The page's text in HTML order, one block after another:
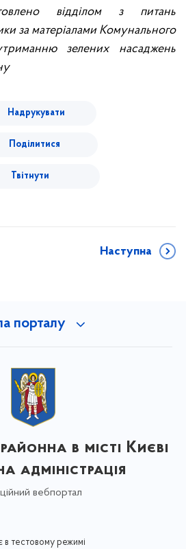
відділом з питань
за матеріалами Комунального
зелених насаджень
Надрукувати
Поділитися
Твітнути
Наступна
порталу
в місті Києві
адміністрація
вебпортал
тестовому режимі